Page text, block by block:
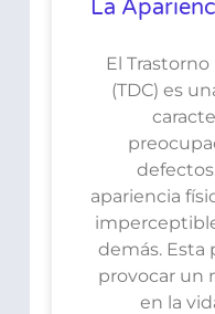
La
El
(TDC) es
apariencia
demás. Esta
provocar un
en la